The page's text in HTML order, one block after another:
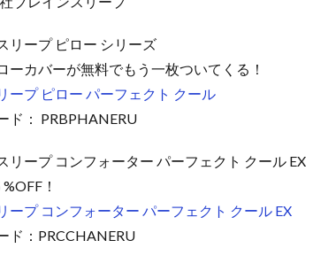
リープ ピロー シリーズ
ーカバーが無料でもう一枚ついてくる！
ープ ピロー パーフェクト クール
ド： PRBPHANERU
リープ コンフォーター パーフェクト クール EX
！
ープ コンフォーター パーフェクト クール EX
ド：PRCCHANERU